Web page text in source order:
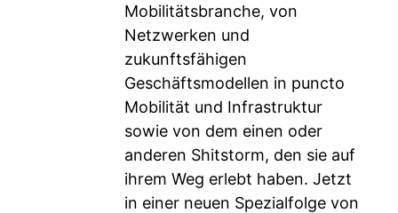
Mobilitätsbranche, von
Netzwerken und
zukunftsfähigen
Geschäftsmodellen in puncto
Mobilität und Infrastruktur
sowie von dem einen oder
anderen Shitstorm, den sie auf
ihrem Weg erlebt haben. Jetzt
in einer neuen Spezialfolge von